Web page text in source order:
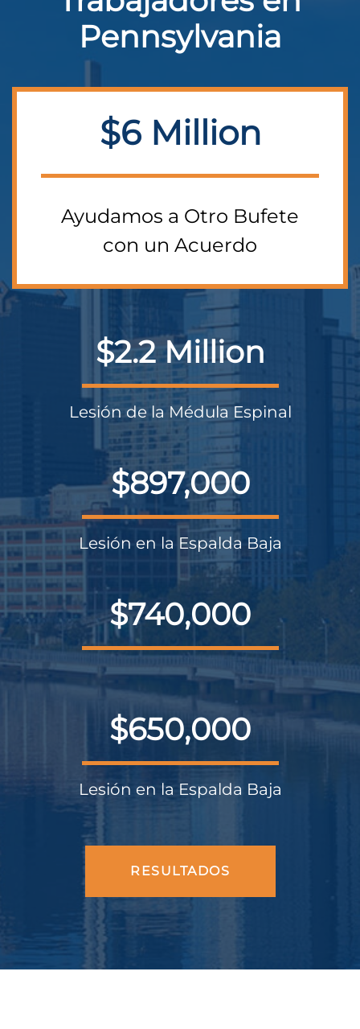
Pennsylvania
$6 Million
Ayudamos a Otro Bufete
con un Acuerdo
$2.2 Million
Lesión de la Médula Espinal
$897,000
Lesión en la Espalda Baja
$740,000
$650,000
Lesión en la Espalda Baja
RESULTADOS